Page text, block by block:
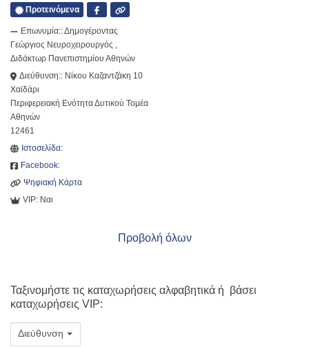
Προτεινόμενα
Επωνυμία::Δημογέροντας
Γεώργιος Νευροχειρουργός ,
Διδάκτωρ Πανεπιστημίου Αθηνών
Διεύθυνση:: Νίκου Καζαντζάκη 10
Χαϊδάρι
Περιφερειακή Ενότητα Δυτικού Τομέα
Αθηνών
12461
Ιστοσελίδα:
Facebook:
Ψηφιακή Κάρτα
VIP: Ναι
Προβολή όλων
Ταξινομήστε τις καταχωρήσεις αλφαβητικά ή βάσει
καταχωρήσεις VIP:
Διεύθυνση